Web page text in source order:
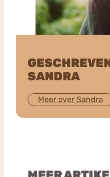
SANDRA
Meer over Sandra